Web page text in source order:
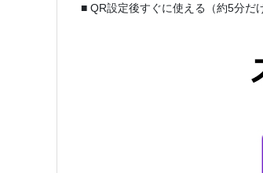
■ QR設定後すぐに使える（約5分だ